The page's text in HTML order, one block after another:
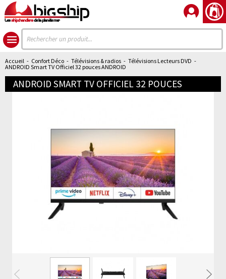
Lesshipchandlersde la planète mer
Accueil - Confort Déco - Télévisions & radios - Télévisions Lecteurs DVD -
ANDROID Smart TV Officiel 32 pouces ANDROID
ANDROID SMART TV OFFICIEL 32 POUCES
Précédente